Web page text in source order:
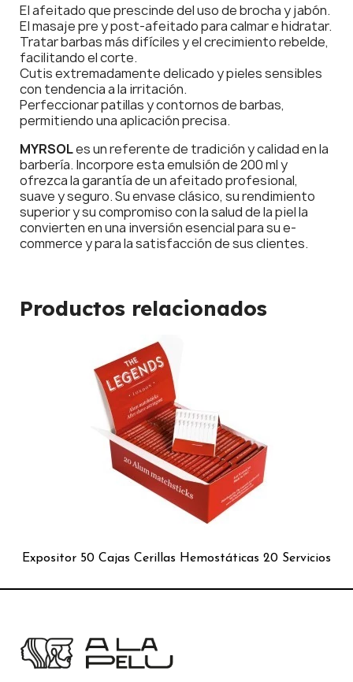
El afeitado que prescinde del uso de brocha y jabón.
El masaje pre y post-afeitado para calmar e hidratar.
Tratar barbas más difíciles y el crecimiento rebelde,
facilitando el corte.
Cutis extremadamente delicado y pieles sensibles
con tendencia a la irritación.
Perfeccionar patillas y contornos de barbas,
permitiendo una aplicación precisa.
MYRSOLes un referente de tradición y calidad en la
barbería. Incorpore esta emulsión de 200 ml y
ofrezca la garantía de un afeitado profesional,
suave y seguro. Su envase clásico, su rendimiento
superior y su compromiso con la salud de la piel la
convierten en una inversión esencial para su e-
commerce y para la satisfacción de sus clientes.
Productos relacionados
20 Servicios Jabón Afeitar de Alumbre 100grms.